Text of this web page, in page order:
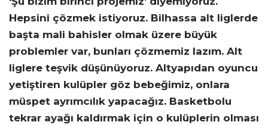
Hepsini çözmek istiyoruz. Bilhassa alt liglerde
başta mali bahisler olmak üzere büyük
problemler var, bunları çözmemiz lazım. Alt
liglere teşvik düşünüyoruz. Altyapıdan oyuncu
yetiştiren kulüpler göz bebeğimiz, onlara
müspet ayrımcılık yapacağız. Basketbolu
tekrar ayağı kaldırmak için o kulüplerin olması